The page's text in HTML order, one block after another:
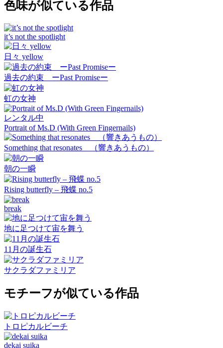
色味が似ている作品
it’s not the spotlight
日々 yellow
過去の約束 ーPast Promiseー
虹の女神
レンタル中
Portrait of Ms.D (With Green Fingernails)
Something that resonates （響きあうもの）
朝の一瞬
Rising butterfly – 飛蝶 no.5
break
地に足つけて宙を舞う
11月の誕生石
サクラダファミリア
モチーフが似ている作品
トロピカルビーチ
dekai suika